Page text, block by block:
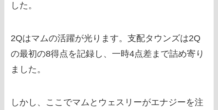
した。
2Qはマムの活躍が光ります。支配タウンズは2Q
の最初の8得点を記録し、一時4点差まで詰め寄り
ました。
しかし、ここでマムとウェスリーがエナジーを注